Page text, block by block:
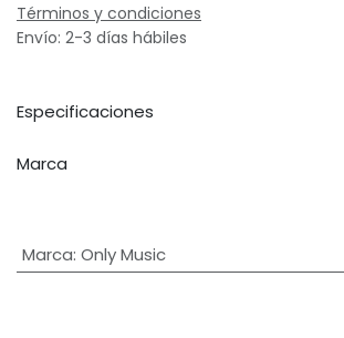
Términos y condiciones
Envío: 2-3 días hábiles
Especificaciones
Marca
Marca: Only Music